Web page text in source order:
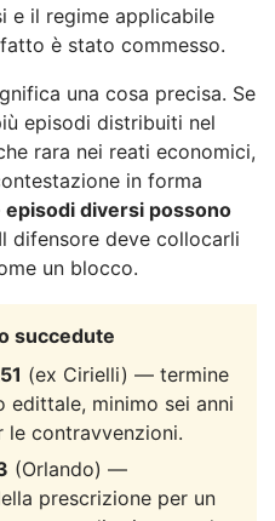
e il regime applicabile
è stato commesso.
una cosa precisa. Se
episodi distribuiti nel
rara nei reati economici,
in forma
episodi diversi possono
difensore deve collocarli
un blocco.
succedute
(ex Cirielli) — termine
edittale, minimo sei anni
contravvenzioni.
(Orlando) —
prescrizione per un